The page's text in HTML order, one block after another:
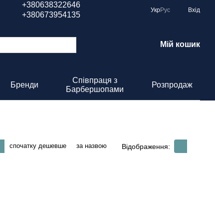
+380638322646
+380673954135
УкрРус Вхід
Мій кошик
Бренди
Співпраця з
Барбершопами
Розпродаж
спочатку дешевше за назвою Відображення: